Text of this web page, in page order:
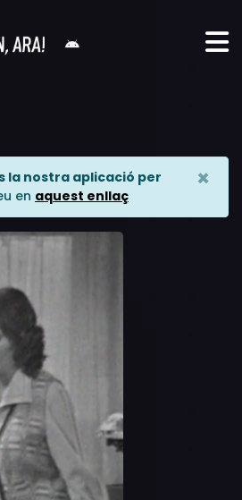
la nostra aplicació per
en aquest enllaç
×